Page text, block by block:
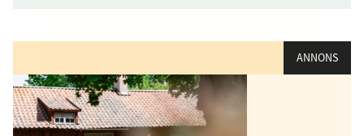
ANNONS